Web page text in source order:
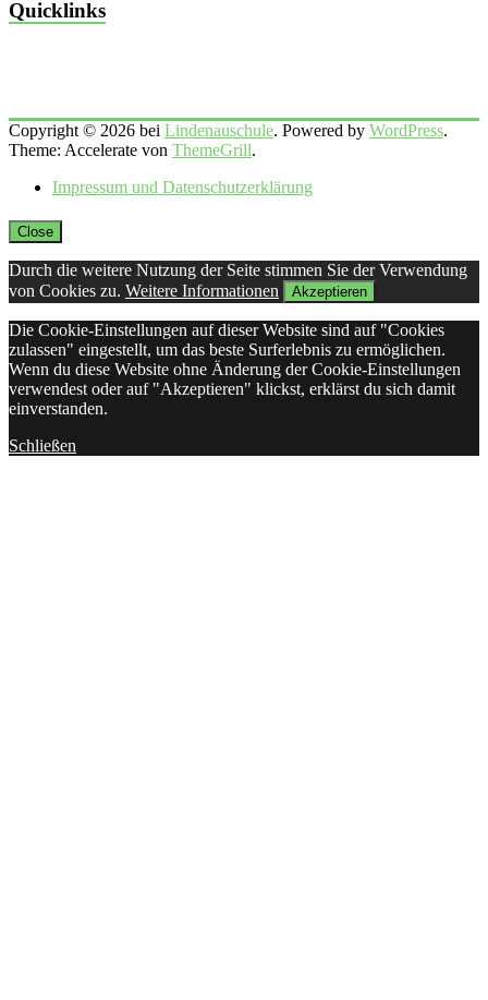
Quicklinks
Copyright © 2026 bei Lindenauschule. Powered by WordPress.
Theme: Accelerate von ThemeGrill.
Impressum und Datenschutzerklärung
Close
Durch die weitere Nutzung der Seite stimmen Sie der Verwendung
von Cookies zu. Weitere Informationen Akzeptieren
Die Cookie-Einstellungen auf dieser Website sind auf "Cookies
zulassen" eingestellt, um das beste Surferlebnis zu ermöglichen.
Wenn du diese Website ohne Änderung der Cookie-Einstellungen
verwendest oder auf "Akzeptieren" klickst, erklärst du sich damit
einverstanden.
Schließen